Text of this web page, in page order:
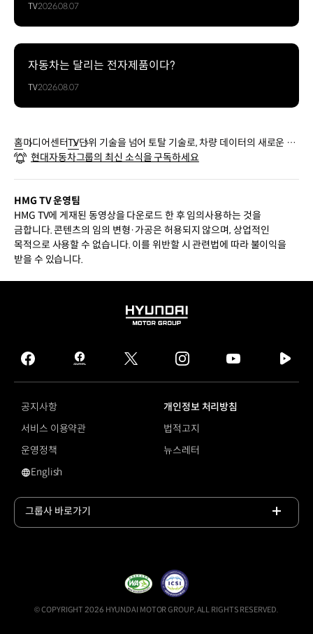
TV2026.08.07
자동차는 달리는 전자제품이다?
TV2026.08.07
홈미디어센터TV단위 기술을 넘어 토탈 기술로, 차량 데이터의 새로운 역
할
현대자동차그룹의 최신 소식을 구독하세요
HMG TV 운영팀
HMG TV에 게재된 동영상을 다운로드 한 후 임의사용하는 것을
금합니다. 콘텐츠의 임의 변형·가공은 허용되지 않으며, 상업적인
목적으로 사용할 수 없습니다. 이를 위반할 시 관련법에 따라 불이익을
받을 수 있습니다.
HYUNDAI
GROUP
facebook
hmg
journal
twitter instagram
tv
공지사항
개인정보 처리방침
서비스 이용약관
법적고지
운영정책
뉴스레터
영문 사이트로 이동
English
그룹사 바로가기
© COPYRIGHT 2026 HYUNDAI MOTOR GROUP, ALL RIGHTS RESERVED.